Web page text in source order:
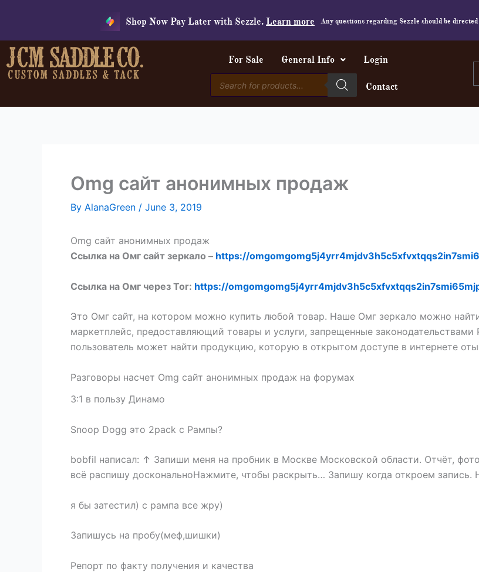
content
Shop Now Pay Later with Sezzle. Learn more Any questions regarding Sezzle should be
For Sale General Info
Login
Products
search
Contact
Omg сайт анонимных продаж
By AlanaGreen / June 3, 2019
Omg сайт анонимных продаж
Ссылка на Омг сайт зеркало – https://
Ссылка на Омг через Tor: https://
Это Омг сайт, на котором можно купить любой товар. Наше Омг зеркало можно
маркетплейс, предоставляющий товары и услуги, запрещенные
пользователь может найти продукцию, которую в открытом доступе в интернете
Разговоры насчет Omg сайт анонимных продаж на форумах
3:1 в пользу Динамо
Snoop Dogg это 2pack с Рампы?
bobfil написал: ↑ Запиши меня на пробник в Москве Московской области. Отчёт,
всё распишу доскональноНажмите, чтобы раскрыть… Запишу когда откроем запись.
я бы затестил) с рампа все жру)
Запишусь на пробу(меф,шишки)
Репорт по факту получения и качества